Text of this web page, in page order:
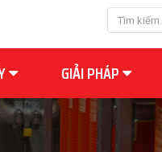
GIẢI PHÁP